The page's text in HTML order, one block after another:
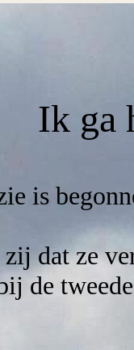
Ik ga
is
dat ze
de